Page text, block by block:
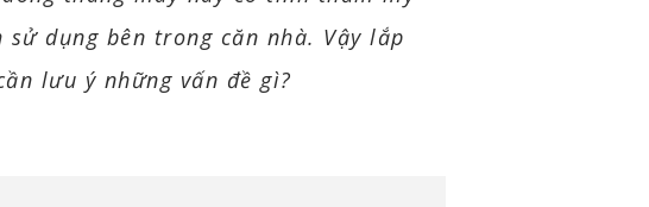
dụng bên trong căn nhà. Vậy lắp
lưu ý những vấn đề gì?